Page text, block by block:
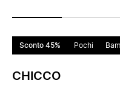
Sconto 45% Pochi
CHICCO